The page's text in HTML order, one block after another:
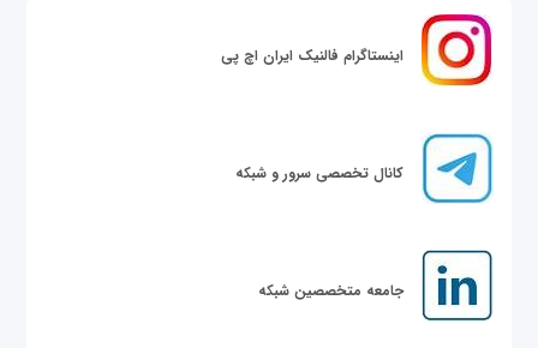
اینستاگرام فالنیک ایران اچ پی
کانال تخصصی سرور و شبکه
جامعه متخصصین شبکه